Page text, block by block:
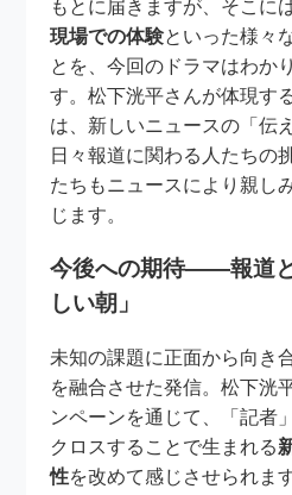
もとに届きますが、そこに
現場での体験といった様々
とを、今回のドラマはわか
す。松下洸平さんが体現す
は、新しいニュースの「伝
日々報道に関わる人たちの
たちもニュースにより親し
じます。
今後への期待――報道
しい朝」
未知の課題に正面から向き
を融合させた発信。松下洸
ンペーンを通じて、「記者
クロスすることで生まれる
性を改めて感じさせられま